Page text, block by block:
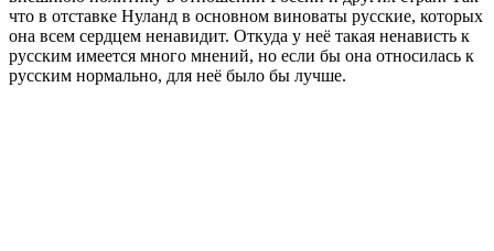
что в отставке Нуланд в основном виноваты русские, которых
она всем сердцем ненавидит. Откуда у неё такая ненависть к
русским имеется много мнений, но если бы она относилась к
русским нормально, для неё было бы лучше.